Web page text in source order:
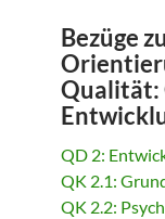
Bezüge
Qualität:
QD 2:
QK 2.1:
QK 2.2: